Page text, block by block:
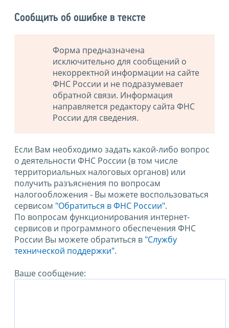
Сообщить об ошибке в тексте
Форма предназначена
исключительно для сообщений о
некорректной информации на сайте
ФНС России и не подразумевает
обратной связи. Информация
направляется редактору сайта ФНС
России для сведения.
Если Вам необходимо задать какой-либо вопрос
о деятельности ФНС России (в том числе
территориальных налоговых органов) или
получить разъяснения по вопросам
налогообложения - Вы можете воспользоваться
сервисом "Обратиться в ФНС России".
По вопросам функционирования интернет-
сервисов и программного обеспечения ФНС
России Вы можете обратиться в "Службу
технической поддержки".
Ваше сообщение: